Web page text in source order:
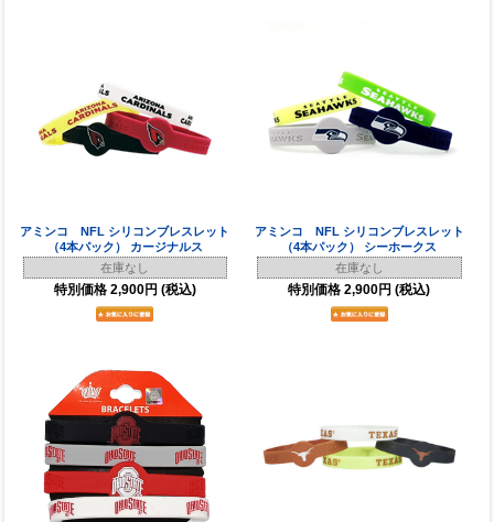
アミンコ NFL シリコンブレスレット
（4本パック） カージナルス
在庫なし
特別価格 2,900円 (税込)
アミンコ NFL シリコンブレスレット
（4本パック） シーホークス
在庫なし
特別価格 2,900円 (税込)